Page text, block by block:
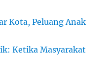
Kota, Peluang Anak
Ketika Masyarakat